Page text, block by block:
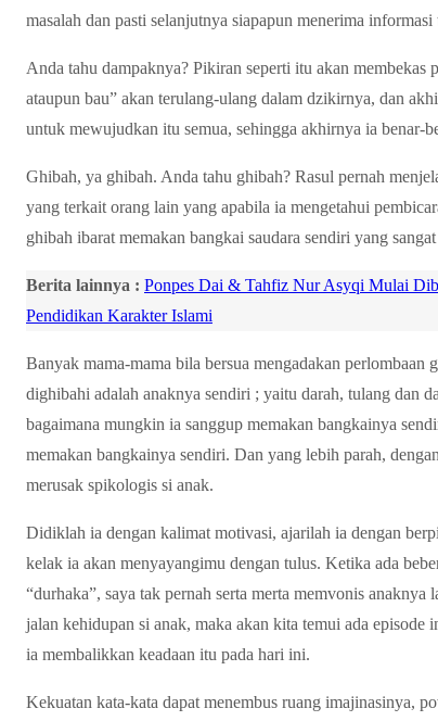
masalah dan pasti selanjutnya siapapun menerima
Anda tahu dampaknya? Pikiran seperti itu akan
ataupun bau” akan terulang-ulang dalam dzikirnya, dan
untuk mewujudkan itu semua, sehingga akhirnya ia benar-
Ghibah, ya ghibah. Anda tahu ghibah? Rasul pernah
yang terkait orang lain yang apabila ia mengetahui
ghibah ibarat memakan bangkai saudara sendiri yang
Berita lainnya : Ponpes Dai & Tahfiz Nur Asyqi Mulai
Pendidikan Karakter Islami
Banyak mama-mama bila bersua mengadakan
dighibahi adalah anaknya sendiri ; yaitu darah, tulang dan
bagaimana mungkin ia sanggup memakan bangkainya
memakan bangkainya sendiri. Dan yang lebih parah,
merusak spikologis si anak.
Didiklah ia dengan kalimat motivasi, ajarilah ia dengan
kelak ia akan menyayangimu dengan tulus. Ketika ada
“durhaka”, saya tak pernah serta merta memvonis
jalan kehidupan si anak, maka akan kita temui ada
ia membalikkan keadaan itu pada hari ini.
Kekuatan kata-kata dapat menembus ruang imajinasinya,